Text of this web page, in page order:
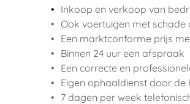
Inkoop en verkoop van
Ook voertuigen met schade
Een marktconforme prijs
Binnen 24 uur een afspraak
Een correcte en
Eigen ophaaldienst door de
7 dagen per week